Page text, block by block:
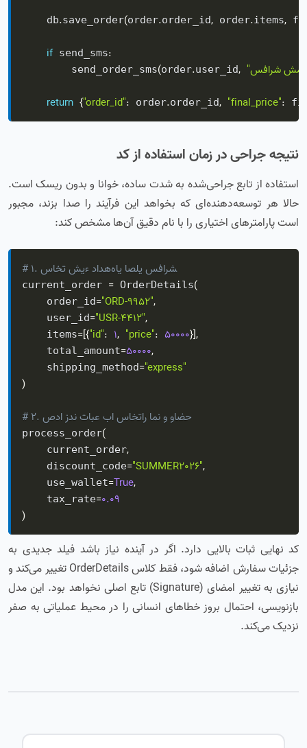
    db
.save_order(order.order_id, order.items,
if send_sms:
        send_order_sms
(order.user_id, ثبت شد."
return {"order_id": order.order_id, "final_price":
نتیجه جراحی در زمان استفاده از کد
استفاده از تابع جراحی‌شده به شدت ساده، خوانا و بدون ریسک است.
حالا هر توسعه‌دهنده‌ای که بخواهد این فرآیند را صدا بزند، مجبور
است پارامترهای اختیاری را با نام دقیق آن‌ها مشخص کند:
# ۱. ساخت شیء داده‌های اصلی سفارش
current_order = OrderDetails(
    order_id
="ORD-9952",
    user_id
="USR-4412",
    items
=[{"id": 1, "price": 50000}],
    total_amount
=50000,
    shipping_method
="express"
)
# ۲. صدا زدن تابع با ساختار امن و واضح
process_order(
    current_order
,
    discount_code
="SUMMER2026",
    use_wallet
=True,
    tax_rate
=0.09
)
کد نهایی ثبات بالایی دارد. اگر در آینده نیاز باشد فیلد جدیدی به
جزئیات سفارش اضافه شود، فقط کلاس OrderDetails تغییر می‌کند و
نیازی به تغییر امضای (Signature) تابع اصلی نخواهد بود. این مدل
بازنویسی، احتمال بروز خطاهای انسانی را در محیط عملیاتی به صفر
نزدیک می‌کند.